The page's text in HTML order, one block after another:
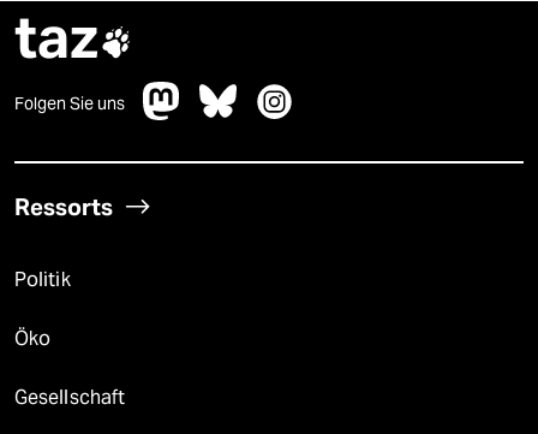
taz
Folgen Sie uns
Ressorts
Politik
Öko
Gesellschaft